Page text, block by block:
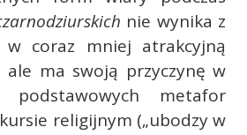
nie wynika z
w coraz mniej atrakcyjną
ale ma swoją przyczynę w
podstawowych metafor
religijnym („ubodzy w